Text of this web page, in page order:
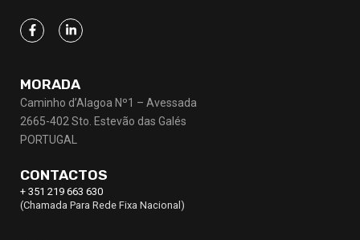
MORADA
Caminho d’Alagoa Nº1 – Avessada
2665-402 Sto. Estevão das Galés
PORTUGAL
CONTACTOS
+ 351 219 663 630
(Chamada Para Rede Fixa Nacional)